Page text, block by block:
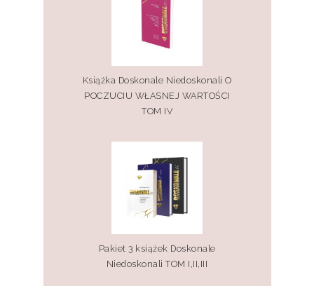
Książka Doskonale Niedoskonali O
POCZUCIU WŁASNEJ WARTOŚCI
TOM IV
Pakiet 3 książek Doskonale
Niedoskonali TOM I,II,III